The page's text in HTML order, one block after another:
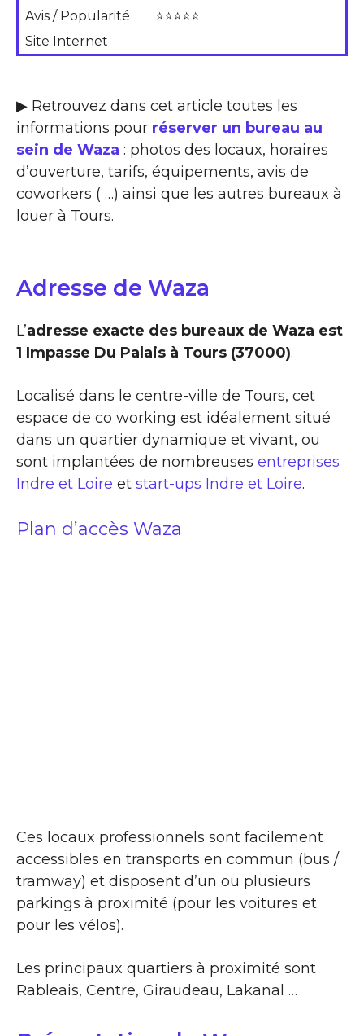
Avis / Popularité
⭐⭐⭐⭐⭐
Site Internet
▶ Retrouvez dans cet article toutes les
informations pour réserver un bureau au
sein de Waza : photos des locaux, horaires
d’ouverture, tarifs, équipements, avis de
coworkers ( …) ainsi que les autres bureaux à
louer à Tours.
Adresse de Waza
L’adresse exacte des bureaux de Waza est
1 Impasse Du Palais à Tours (37000).
Localisé dans le centre-ville de Tours, cet
espace de co working est idéalement situé
dans un quartier dynamique et vivant, ou
sont implantées de nombreuses entreprises
Indre et Loire et start-ups Indre et Loire.
Plan d’accès Waza
Ces locaux professionnels sont facilement
accessibles en transports en commun (bus /
tramway) et disposent d’un ou plusieurs
parkings à proximité (pour les voitures et
pour les vélos).
Les principaux quartiers à proximité sont
Rableais, Centre, Giraudeau, Lakanal …